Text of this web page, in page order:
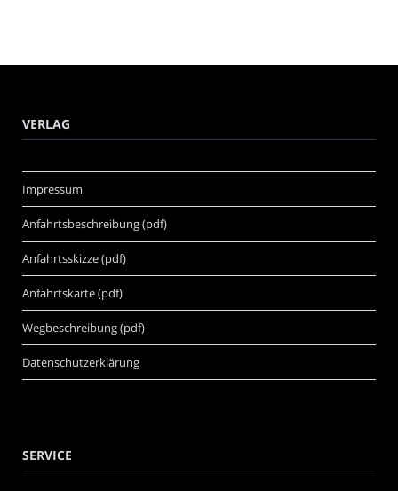
VERLAG
Impressum
Anfahrtsbeschreibung (pdf)
Anfahrtsskizze (pdf)
Anfahrtskarte (pdf)
Wegbeschreibung (pdf)
Datenschutzerklärung
SERVICE